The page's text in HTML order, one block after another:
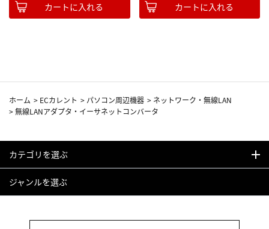
カートに入れる カートに入れる
ホーム > ECカレント > パソコン周辺機器 > ネットワーク・無線LAN
>無線LANアダプタ・イーサネットコンバータ
カテゴリを選ぶ
ジャンルを選ぶ